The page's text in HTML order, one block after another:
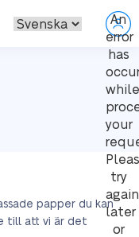
An
error
has
while
your
try
again
later
or
papper du kan
till att vi är det